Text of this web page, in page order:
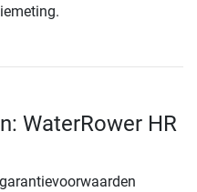
WaterRower HR